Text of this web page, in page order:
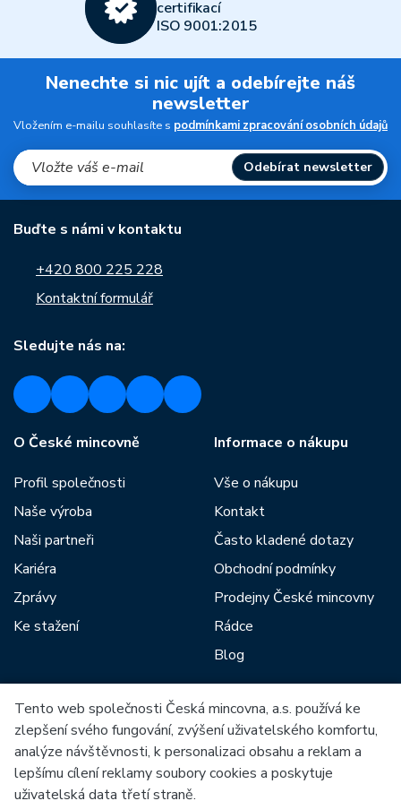
certifikací
ISO 9001:2015
Nenechte si nic ujít a odebírejte náš
newsletter
Vložením e-mailu souhlasíte s podmínkami zpracování osobních údajů
Odebírat newsletter
Buďte s námi v kontaktu
+420 800 225 228
Kontaktní formulář
Sledujte nás na:
O České mincovně
Profil společnosti
Naše výroba
Naši partneři
Kariéra
Zprávy
Ke stažení
Informace o nákupu
Vše o nákupu
Kontakt
Často kladené dotazy
Obchodní podmínky
Prodejny České mincovny
Rádce
Blog
Mezi naše partnery patří:
Tento web společnosti Česká mincovna, a.s. používá ke
zlepšení svého fungování, zvýšení uživatelského komfortu,
analýze návštěvnosti, k personalizaci obsahu a reklam a
lepšímu cílení reklamy soubory cookies a poskytuje
uživatelská data třetí straně.